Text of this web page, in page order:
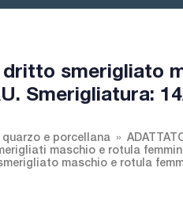
smerigliato
Smerigliatura:
quarzo e porcellana
maschio e rotula
maschio e rotula